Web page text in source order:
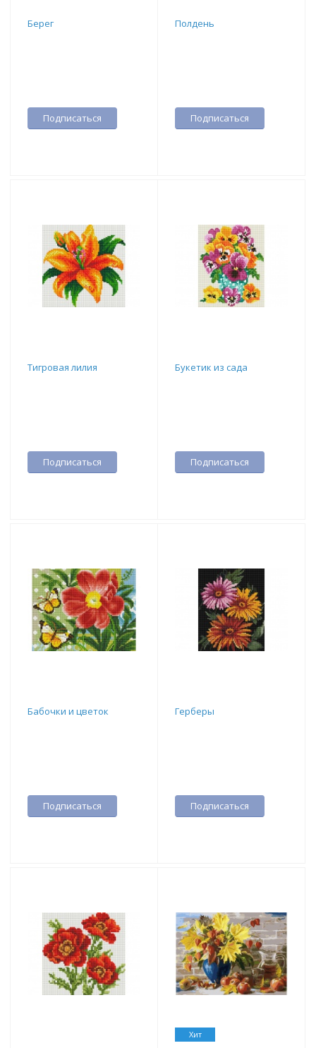
Берег
Подписаться
Полдень
Подписаться
Тигровая лилия
Подписаться
Букетик из сада
Подписаться
Бабочки и цветок
Подписаться
Герберы
Подписаться
Хит